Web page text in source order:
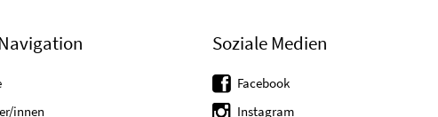
innen
Soziale Medien
Facebook
Instagram